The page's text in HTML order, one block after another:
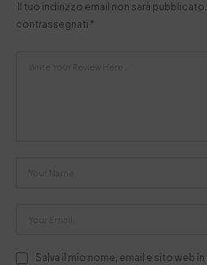
Il tuo indirizzo email non sarà pubblicato.
contrassegnati *
Salva il mio nome, email e sito web